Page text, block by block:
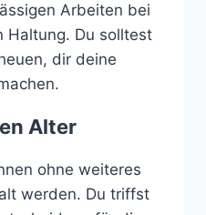
Arbeiten bei
Haltung. Du solltest
dir deine
Alter
ohne weiteres
werden. Du triffst